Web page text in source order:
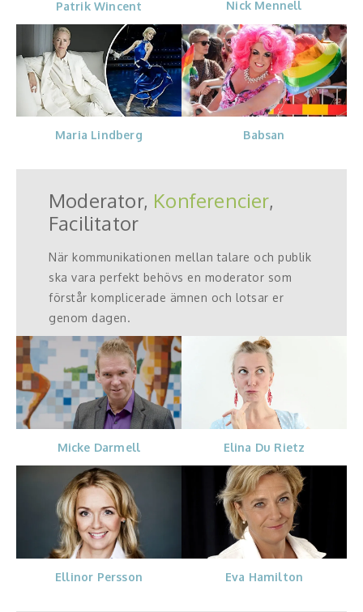
Patrik Wincent Nick Mennell
Maria Lindberg Babsan
Moderator, Konferencier,
Facilitator
När kommunikationen mellan talare och publik
ska vara perfekt behövs en moderator som
förstår komplicerade ämnen och lotsar er
genom dagen.
Micke Darmell Elina Du Rietz
Ellinor Persson Eva Hamilton